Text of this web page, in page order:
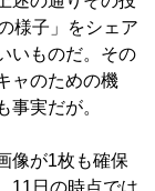
様子」をシェア
いものだ。その
ャのための機
事実だが。
が1枚も確保
11日の時点では